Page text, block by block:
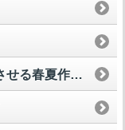
5月号 ヨクバルココロを120%満足させる春夏作業服